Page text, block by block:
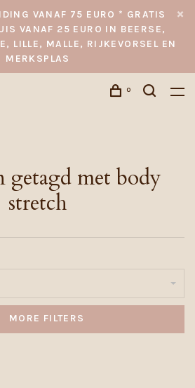
VANAF 75 EURO * GRATIS
VANAF 25 EURO IN BEERSE,
LILLE, MALLE, RIJKEVORSEL EN
MERKSPLAS
0
getagd met body
stretch
MORE FILTERS